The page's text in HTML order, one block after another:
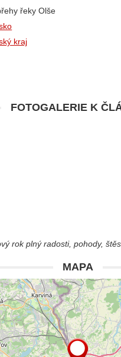
řeky Olše
kraj
FOTOGALERIE K
rok plný radosti, pohody,
MAPA